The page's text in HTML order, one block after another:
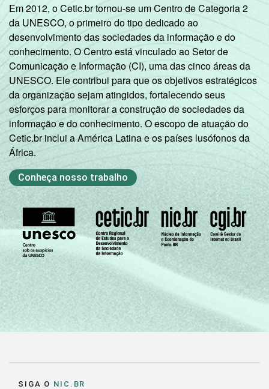
Em 2012, o Cetic.br tornou-se um Centro de Categoria 2
da UNESCO, o primeiro do tipo dedicado ao
desenvolvimento das sociedades da informação e do
conhecimento. O Centro está vinculado ao Setor de
Comunicação e Informação (CI), uma das cinco áreas da
UNESCO. Ele contribui para que os objetivos estratégicos
da organização sejam atingidos, fortalecendo seus
esforços para monitorar a construção de sociedades da
informação e do conhecimento. O escopo de atuação do
Cetic.br inclui a América Latina e os países lusófonos da
África.
Conheça nosso trabalho
SIGA O NIC.BR